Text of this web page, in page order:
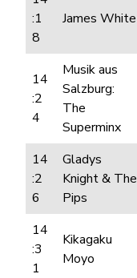
:1
8
James White
14
:2
4
Musik aus
Salzburg:
The
Superminx
14
:2
6
Gladys
Knight & The
Pips
14
:3
1
Kikagaku
Moyo